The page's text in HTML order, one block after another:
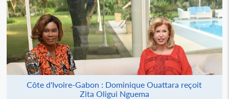
Côte d'Ivoire-Gabon : Dominique Ouattara reçoit
Zita Oligui Nguema